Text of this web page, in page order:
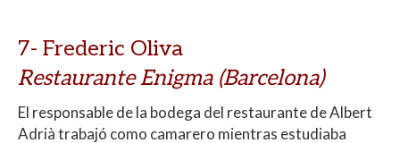
7- Frederic Oliva
Restaurante Enigma (Barcelona)
El responsable de la bodega del restaurante de Albert
Adrià trabajó como camarero mientras estudiaba